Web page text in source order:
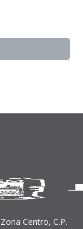
Centro, C.P.